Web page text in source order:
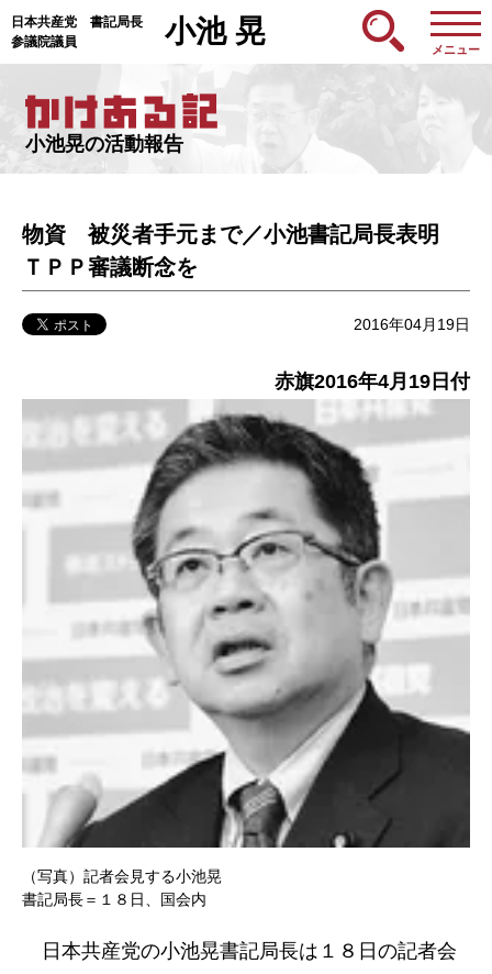
日本共産党 書記局長
参議院議員
小池 晃
メニュー
小池晃の活動報告
物資 被災者手元まで／小池書記局長表明
ＴＰＰ審議断念を
2016年04月19日
赤旗2016年4月19日付
（写真）記者会見する小池晃
書記局長＝１８日、国会内
日本共産党の小池晃書記局長は１８日の記者会